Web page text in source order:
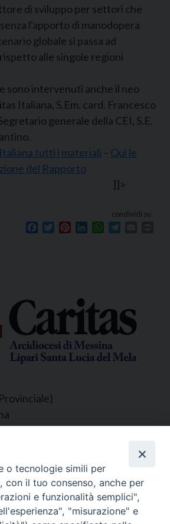
di sviluppo per settori che
l'apporto di manodopera
globale si passa ad
alle singole regioni
sono intervenuti anche il neo
Italiana, S.Em. card. Francesco
generale della CEI, S.E.
tutti i materiali – Qui le
del Rapporto
]]>
condividi su
Facebook
TwitterPinterestLinkedInWhatsApp
tutti i giorni da lunedì a
9.30 alle ore 12.30.
.
o tecnologie simili per
con il tuo consenso, anche per
e funzionalità semplici",
"misurazione" e